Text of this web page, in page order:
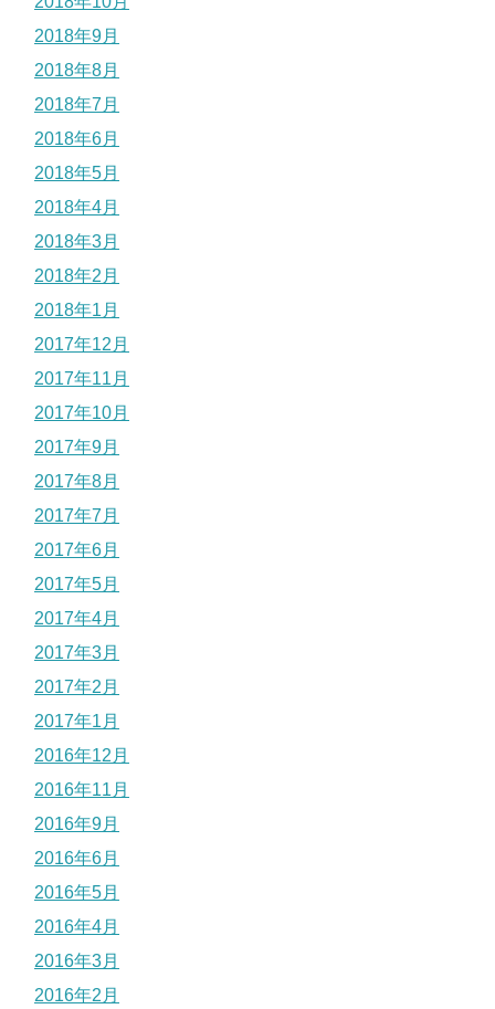
2018年9月
2018年8月
2018年7月
2018年6月
2018年5月
2018年4月
2018年3月
2018年2月
2018年1月
2017年12月
2017年11月
2017年10月
2017年9月
2017年8月
2017年7月
2017年6月
2017年5月
2017年4月
2017年3月
2017年2月
2017年1月
2016年12月
2016年11月
2016年9月
2016年6月
2016年5月
2016年4月
2016年3月
2016年2月